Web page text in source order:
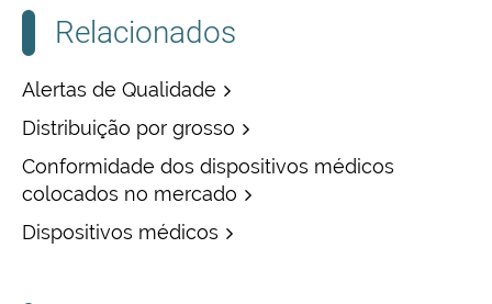
Relacionados
Alertas de Qualidade
Distribuição por grosso
Conformidade dos dispositivos médicos
colocados no mercado
Dispositivos médicos